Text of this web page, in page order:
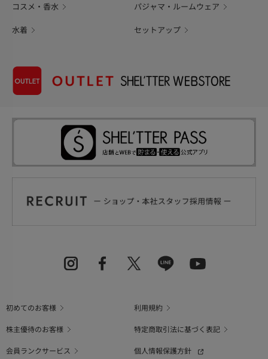
コスメ・香水 パジャマ・ルームウェア
水着 セットアップ
初めてのお客様
利用規約
株主優待のお客様
特定商取引法に基づく表記
会員ランクサービス
個人情報保護方針